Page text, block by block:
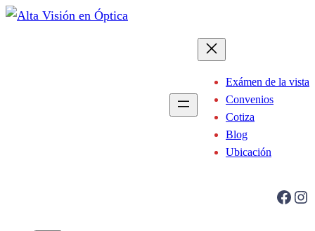
Saltar
Exámen de la vista
Convenios
Cotiza
Blog
Ubicación
Facebook Instagram